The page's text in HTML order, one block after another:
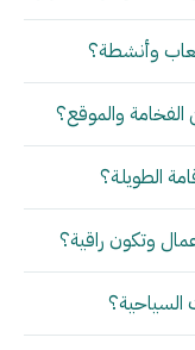
وأنشطة؟
والموقع؟
الطويلة؟
وتكون راقية؟
السياحية؟